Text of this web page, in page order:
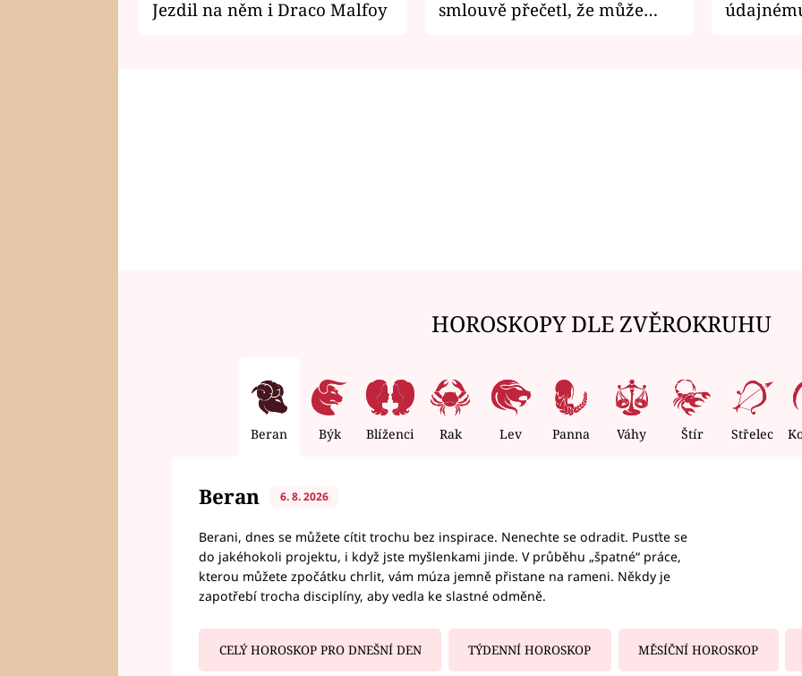
Jezdil na něm i Draco Malfoy
smlouvě přečetl, že může
HOROSKOPY DLE ZVĚROKRUHU
Beran Býk Blíženci Rak Lev Panna Váhy Štír Střelec
Beran 6. 8. 2026
Berani, dnes se můžete cítit trochu bez inspirace. Nenechte se odradit. Pusťte se
do jakéhokoli projektu, i když jste myšlenkami jinde. V průběhu „špatné“ práce,
kterou můžete zpočátku chrlit, vám múza jemně přistane na rameni. Někdy je
zapotřebí trocha disciplíny, aby vedla ke slastné odměně.
CELÝ HOROSKOP PRO DNEŠNÍ DEN TÝDENNÍ HOROSKOP MĚSÍČNÍ HOROSKOP